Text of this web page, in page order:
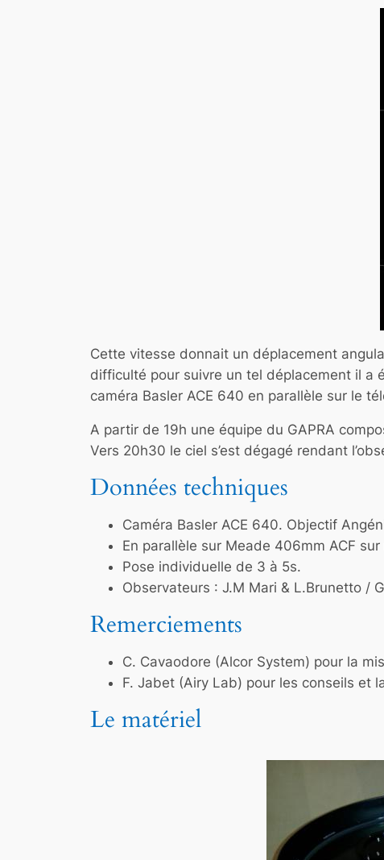
Cette vitesse donnait un déplacement
difficulté pour suivre un tel déplacement il a
caméra Basler ACE 640 en parallèle sur le
A partir de 19h une équipe du GAPRA
Vers 20h30 le ciel s’est dégagé rendant
Données techniques
Caméra Basler ACE 640. Objectif
En parallèle sur Meade 406mm ACF
Pose individuelle de 3 à 5s.
Observateurs : J.M Mari & L.Brunetto /
Remerciements
C. Cavaodore (Alcor System) pour la
F. Jabet (Airy Lab) pour les conseils et
Le matériel